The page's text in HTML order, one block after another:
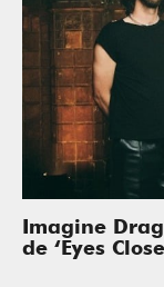
Imagine
de ‘Eyes